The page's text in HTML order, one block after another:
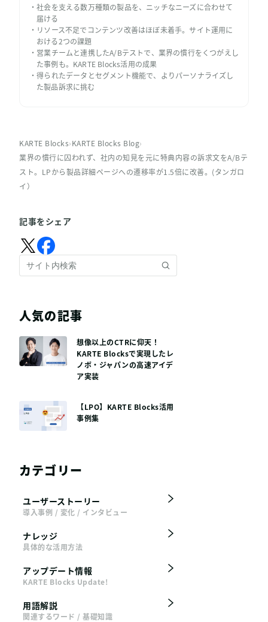
社会を支える数万種類の製品を、ニッチなニーズに合わせて
届ける
リソース不足でコンテンツ改善はほぼ未着手。サイト運用に
おける2つの課題
営業チームと連携したA/Bテストで、業界の慣行をくつがえし
た事例も。KARTE Blocks活用の成果
得られたデータとセグメント機能で、よりパーソナライズし
た製品訴求に挑む
KARTE Blocks›KARTE Blocks Blog›
業界の慣行に囚われず、社内の知見を元に特典内容の訴求文をA/Bテ
スト。LPから製品詳細ページへの遷移率が1.5倍に改善。(タンガロ
イ）
記事をシェア
人気の記事
想像以上のCTRに仰天！
KARTE Blocksで実現したレ
ノボ・ジャパンの高速アイデ
ア実装
【LPO】KARTE Blocks活用
事例集
カテゴリー
ユーザーストーリー
導入事例 / 変化 / インタビュー
ナレッジ
具体的な活用方法
アップデート情報
KARTE Blocks Update!
用語解説
関連するワード / 基礎知識